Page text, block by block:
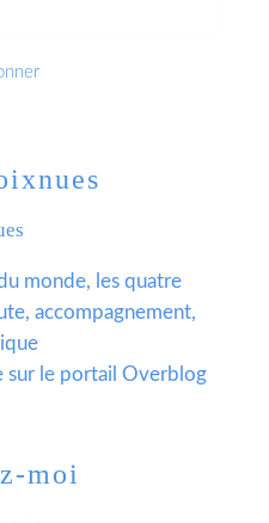
monde, les quatre
accompagnement,
sur le portail Overblog
moi